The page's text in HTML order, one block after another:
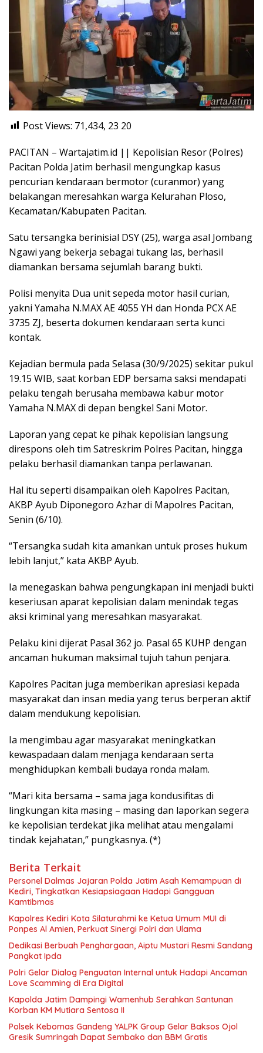
Post Views: 71,434, 23 20
PACITAN – Wartajatim.id || Kepolisian Resor (Polres)
Pacitan Polda Jatim berhasil mengungkap kasus
pencurian kendaraan bermotor (curanmor) yang
belakangan meresahkan warga Kelurahan Ploso,
Kecamatan/Kabupaten Pacitan.
Satu tersangka berinisial DSY (25), warga asal Jombang
Ngawi yang bekerja sebagai tukang las, berhasil
diamankan bersama sejumlah barang bukti.
Polisi menyita Dua unit sepeda motor hasil curian,
yakni Yamaha N.MAX AE 4055 YH dan Honda PCX AE
3735 ZJ, beserta dokumen kendaraan serta kunci
kontak.
Kejadian bermula pada Selasa (30/9/2025) sekitar pukul
19.15 WIB, saat korban EDP bersama saksi mendapati
pelaku tengah berusaha membawa kabur motor
Yamaha N.MAX di depan bengkel Sani Motor.
Laporan yang cepat ke pihak kepolisian langsung
direspons oleh tim Satreskrim Polres Pacitan, hingga
pelaku berhasil diamankan tanpa perlawanan.
Hal itu seperti disampaikan oleh Kapolres Pacitan,
AKBP Ayub Diponegoro Azhar di Mapolres Pacitan,
Senin (6/10).
“Tersangka sudah kita amankan untuk proses hukum
lebih lanjut,” kata AKBP Ayub.
Ia menegaskan bahwa pengungkapan ini menjadi bukti
keseriusan aparat kepolisian dalam menindak tegas
aksi kriminal yang meresahkan masyarakat.
Pelaku kini dijerat Pasal 362 jo. Pasal 65 KUHP dengan
ancaman hukuman maksimal tujuh tahun penjara.
Kapolres Pacitan juga memberikan apresiasi kepada
masyarakat dan insan media yang terus berperan aktif
dalam mendukung kepolisian.
Ia mengimbau agar masyarakat meningkatkan
kewaspadaan dalam menjaga kendaraan serta
menghidupkan kembali budaya ronda malam.
“Mari kita bersama – sama jaga kondusifitas di
lingkungan kita masing – masing dan laporkan segera
ke kepolisian terdekat jika melihat atau mengalami
tindak kejahatan,” pungkasnya. (*)
Berita Terkait
Personel Dalmas Jajaran Polda Jatim Asah Kemampuan di
Kediri, Tingkatkan Kesiapsiagaan Hadapi Gangguan
Kamtibmas
Kapolres Kediri Kota Silaturahmi ke Ketua Umum MUI di
Ponpes Al Amien, Perkuat Sinergi Polri dan Ulama
Dedikasi Berbuah Penghargaan, Aiptu Mustari Resmi Sandang
Pangkat Ipda
Polri Gelar Dialog Penguatan Internal untuk Hadapi Ancaman
Love Scamming di Era Digital
Kapolda Jatim Dampingi Wamenhub Serahkan Santunan
Korban KM Mutiara Sentosa II
Polsek Kebomas Gandeng YALPK Group Gelar Baksos Ojol
Gresik Sumringah Dapat Sembako dan BBM Gratis